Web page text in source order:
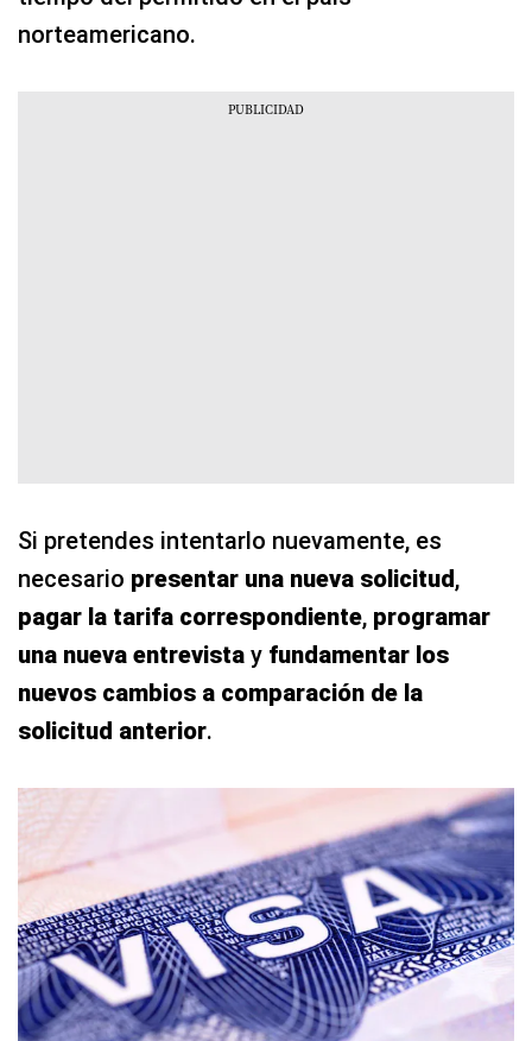
norteamericano.
Si pretendes intentarlo nuevamente, es
necesario presentar una nueva solicitud,
pagar la tarifa correspondiente, programar
una nueva entrevista y fundamentar los
nuevos cambios a comparación de la
solicitud anterior.